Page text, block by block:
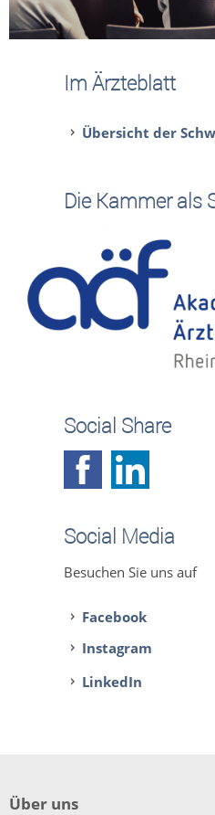
Im Ärzteblatt
Übersicht der
Die Kammer als
Social Share
Social Media
Besuchen Sie uns auf
Facebook
Instagram
LinkedIn
Über uns